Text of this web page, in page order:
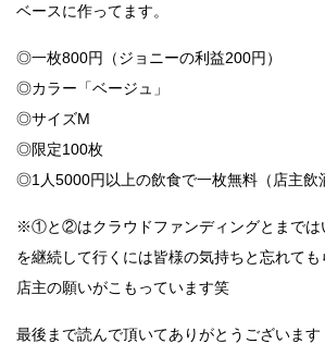
ベースに作ってます。
◎一枚800円（ジョニーの利益200円）
◎カラー「ベージュ」
◎サイズM
◎限定100枚
◎1人5000円以上の飲食で一枚無料（店主飲
※①と②はクラウドファンディングとまでは
を継続して行くには皆様の気持ちと忘れても
店主の願いがこもっています笑
最後まで読んで頂いてありがとうございます